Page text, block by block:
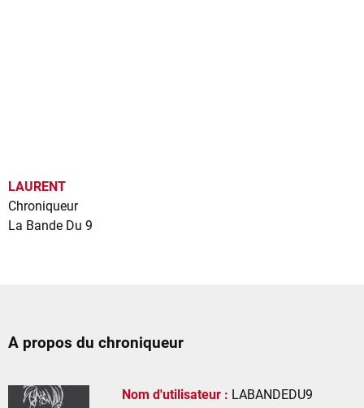
LAURENT
Chroniqueur
La Bande Du 9
A propos du chroniqueur
Nom d'utilisateur : LABANDEDU9